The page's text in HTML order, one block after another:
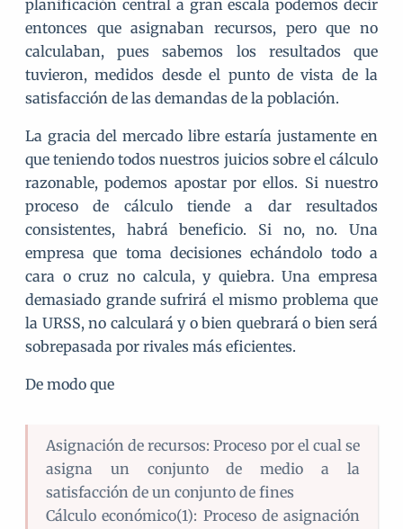
planificación central a gran escala podemos decir
entonces que asignaban recursos, pero que no
calculaban, pues sabemos los resultados que
tuvieron, medidos desde el punto de vista de la
satisfacción de las demandas de la población.
La gracia del mercado libre estaría justamente en
que teniendo todos nuestros juicios sobre el cálculo
razonable, podemos apostar por ellos. Si nuestro
proceso de cálculo tiende a dar resultados
consistentes, habrá beneficio. Si no, no. Una
empresa que toma decisiones echándolo todo a
cara o cruz no calcula, y quiebra. Una empresa
demasiado grande sufrirá el mismo problema que
la URSS, no calculará y o bien quebrará o bien será
sobrepasada por rivales más eficientes.
De modo que
Asignación de recursos: Proceso por el cual se
asigna un conjunto de medio a la
satisfacción de un conjunto de fines
Cálculo económico(1): Proceso de asignación